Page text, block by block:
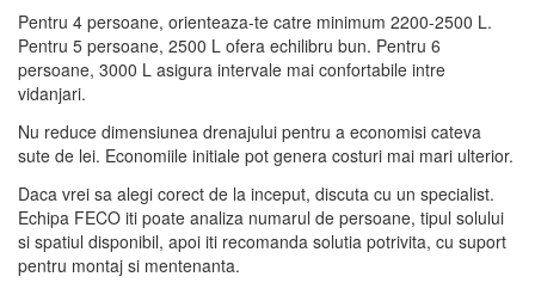
Pentru 4 persoane, orienteaza-te catre minimum 2200-2500 L.
Pentru 5 persoane, 2500 L ofera echilibru bun. Pentru 6
persoane, 3000 L asigura intervale mai confortabile intre
vidanjari.
Nu reduce dimensiunea drenajului pentru a economisi cateva
sute de lei. Economiile initiale pot genera costuri mai mari ulterior.
Daca vrei sa alegi corect de la inceput, discuta cu un specialist.
Echipa FECO iti poate analiza numarul de persoane, tipul solului
si spatiul disponibil, apoi iti recomanda solutia potrivita, cu suport
pentru montaj si mentenanta.